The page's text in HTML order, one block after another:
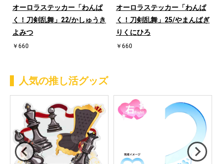
オーロラステッカー「わんぱ
く！刀剣乱舞」22/かしゅうき
よみつ
￥660
オーロラステッカー「わんぱ
く！刀剣乱舞」25/やまんばぎ
りくにひろ
￥660
人気の推し活グッズ